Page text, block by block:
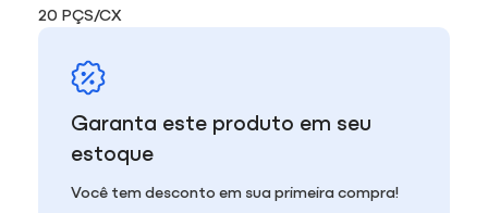
20 PÇS/CX
Garanta este produto em seu
estoque
Você tem desconto em sua primeira compra!